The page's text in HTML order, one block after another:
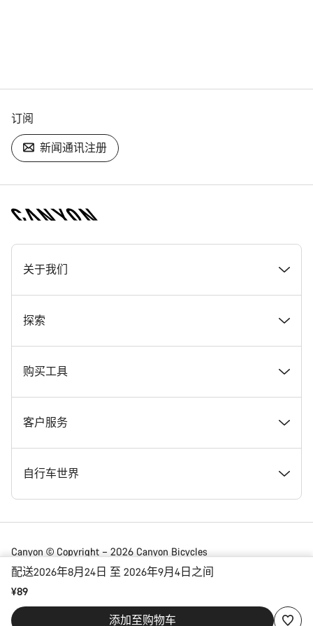
配送2026年8月24日 至 2026年9月4日之间
¥89
添加至购物车
订阅
新闻通讯注册
[footer.linksList.title]
关于我们
奖项
在 Canyon 工作
Canyon 新闻发布室
条款和条件
法律披露
数据保护声明
探索
新闻和故事
提示和建议
Canyon Home Koblenz
会员礼遇
Canyon App
购买工具
找到您梦寐以求的 Canyon 自行车
现货自行车
找到您的 Canyon 尺寸
自行车对比
客户服务
支持中心
服务网点
送货
自行车世界
公路车
砾石车
Canyon © Copyright – 2026 Canyon Bicycles
GmbH – 保留所有权利
China | 简体中文